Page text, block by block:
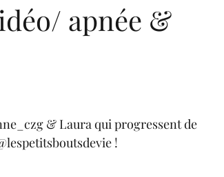
apnée &
& Laura qui progressent de
!